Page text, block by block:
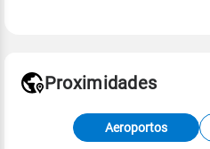
Fonte: dados
meteorológicas e satélite
Proximidades
Aeroportos